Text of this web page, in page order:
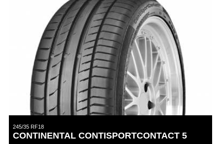
245/35 RF18
CONTINENTAL CONTISPORTCONTACT 5